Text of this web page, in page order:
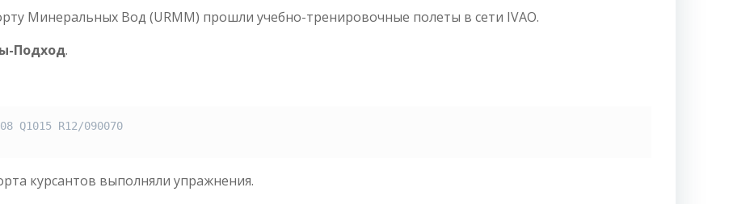
Минеральных Вод (URMM) прошли учебно-тренировочные полеты в сети IVAO.
Подход.
08 Q1015 R12/090070
курсантов выполняли упражнения.